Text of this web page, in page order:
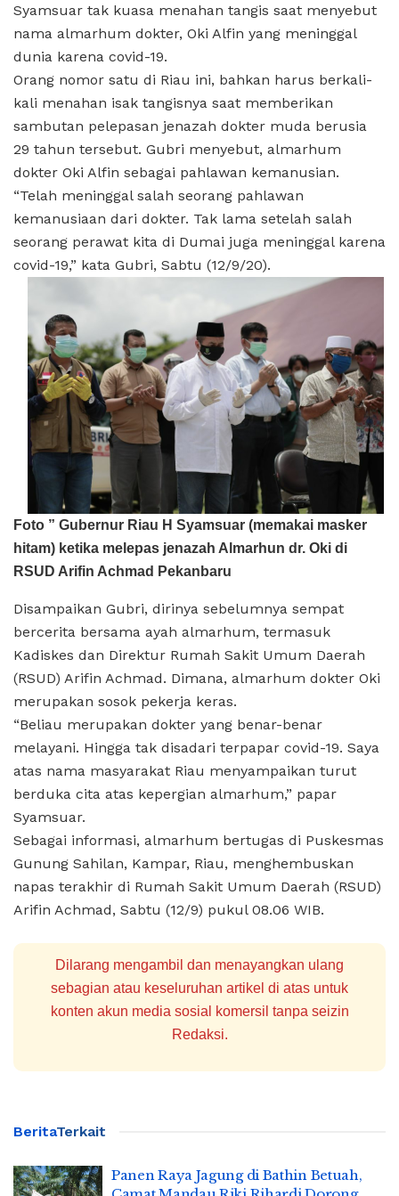
Syamsuar tak kuasa menahan tangis saat menyebut
nama almarhum dokter, Oki Alfin yang meninggal
dunia karena covid-19.
Orang nomor satu di Riau ini, bahkan harus berkali-
kali menahan isak tangisnya saat memberikan
sambutan pelepasan jenazah dokter muda berusia
29 tahun tersebut. Gubri menyebut, almarhum
dokter Oki Alfin sebagai pahlawan kemanusian.
“Telah meninggal salah seorang pahlawan
kemanusiaan dari dokter. Tak lama setelah salah
seorang perawat kita di Dumai juga meninggal karena
covid-19,” kata Gubri, Sabtu (12/9/20).
Foto ” Gubernur Riau H Syamsuar (memakai masker
hitam) ketika melepas jenazah Almarhun dr. Oki di
RSUD Arifin Achmad Pekanbaru
Disampaikan Gubri, dirinya sebelumnya sempat
bercerita bersama ayah almarhum, termasuk
Kadiskes dan Direktur Rumah Sakit Umum Daerah
(RSUD) Arifin Achmad. Dimana, almarhum dokter Oki
merupakan sosok pekerja keras.
“Beliau merupakan dokter yang benar-benar
melayani. Hingga tak disadari terpapar covid-19. Saya
atas nama masyarakat Riau menyampaikan turut
berduka cita atas kepergian almarhum,” papar
Syamsuar.
Sebagai informasi, almarhum bertugas di Puskesmas
Gunung Sahilan, Kampar, Riau, menghembuskan
napas terakhir di Rumah Sakit Umum Daerah (RSUD)
Arifin Achmad, Sabtu (12/9) pukul 08.06 WIB.
Dilarang mengambil dan menayangkan ulang
sebagian atau keseluruhan artikel di atas untuk
konten akun media sosial komersil tanpa seizin
Redaksi.
BeritaTerkait
Panen Raya Jagung di Bathin Betuah,